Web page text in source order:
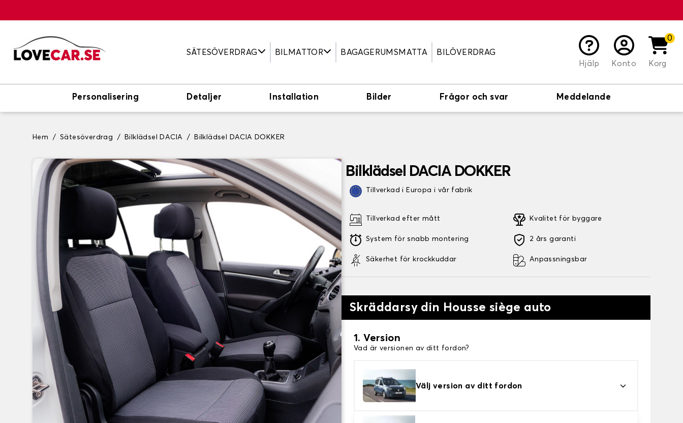
SÄTESÖVERDRAG BILMATTOR BAGAGERUMSMATTA
BILÖVERDRAG
Hjälp
Konto
0
Korg
Personalisering Detaljer Installation Bilder Frågor och svar Meddelande
Hem Sätesöverdrag Bilklädsel DACIA Bilklädsel DACIA DOKKER
Bilklädsel DACIA DOKKER
Tillverkad i Europa i vår fabrik
Tillverkad efter mått
System för snabb montering
Säkerhet för krockkuddar
Kvalitet för byggare
2 års garanti
Anpassningsbar
Skräddarsy din Housse siège auto
1. Version
Vad är versionen av ditt fordon?
Välj version av ditt fordon